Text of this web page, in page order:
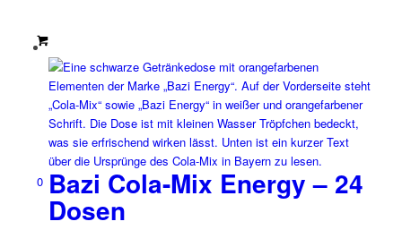
0 Bazi Cola-Mix Energy – 24
Dosen